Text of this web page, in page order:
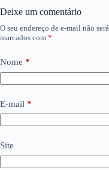
Deixe um comentário
O seu endereço de e-mail não
marcados com *
Nome *
E-mail *
Site